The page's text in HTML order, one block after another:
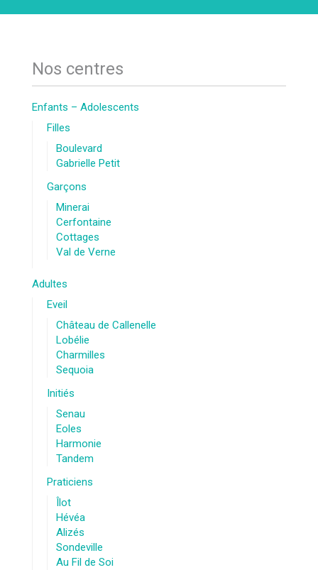
Nos centres
Enfants – Adolescents
Filles
Boulevard
Gabrielle Petit
Garçons
Minerai
Cerfontaine
Cottages
Val de Verne
Adultes
Eveil
Château de Callenelle
Lobélie
Charmilles
Sequoia
Initiés
Senau
Eoles
Harmonie
Tandem
Praticiens
Îlot
Hévéa
Alizés
Sondeville
Au Fil de Soi